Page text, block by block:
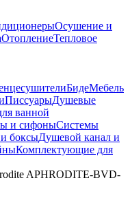
Осушение и
ОтоплениеТепловое
БидеМебель
ПиссуарыДушевые
ванной
и сифоныСистемы
боксыДушевой канал и
Комплектующие для
APHRODITE-BVD-